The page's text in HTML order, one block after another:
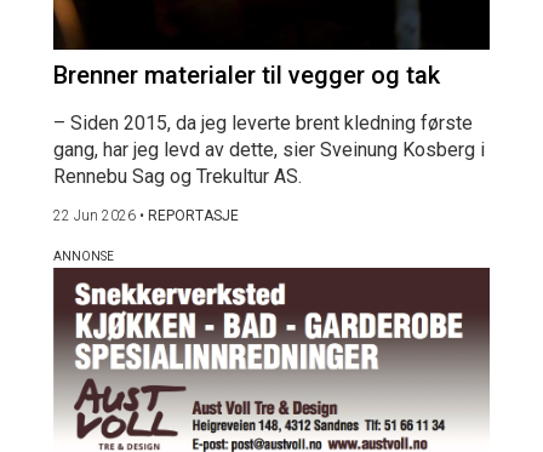
Brenner materialer til vegger og tak
– Siden 2015, da jeg leverte brent kledning første
gang, har jeg levd av dette, sier Sveinung Kosberg i
Rennebu Sag og Trekultur AS.
22 Jun 2026 • REPORTASJE